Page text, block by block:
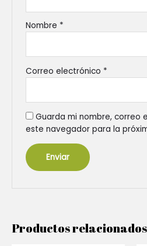
Nombre *
Correo electrónico *
Guarda mi nombre, correo
este navegador para la
Productos relacionados